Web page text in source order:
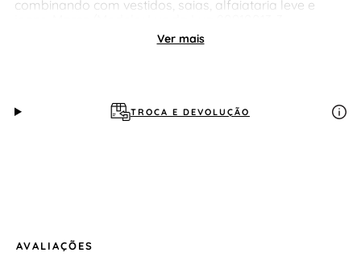
combinando com vestidos, saias, alfaiataria leve e
Categoria: sandália rasteira Cabedal: material sintético
(toque macio) Forro: têxtil/sintético Palmilha: macia
Ver mais
TROCA E DEVOLUÇÃO
AVALIAÇÕES